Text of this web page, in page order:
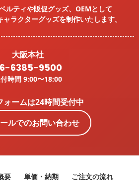
ルティや販促グッズ、OEMとして
ャラクターグッズを制作いたします。
大阪本社
6385-9500
時間 9:00〜18:00
ォームは24時間受付中
ルでのお問い合わせ
要 単価・納期 ご注文の流れ